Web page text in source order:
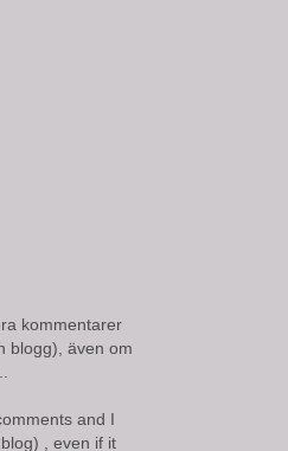
kommentarer
blogg), även om
and I
, even if it